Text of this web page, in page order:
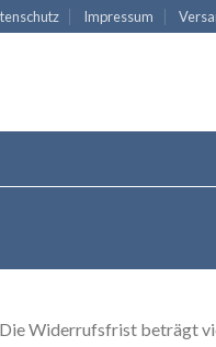
Impressum
Widerrufsfrist beträgt